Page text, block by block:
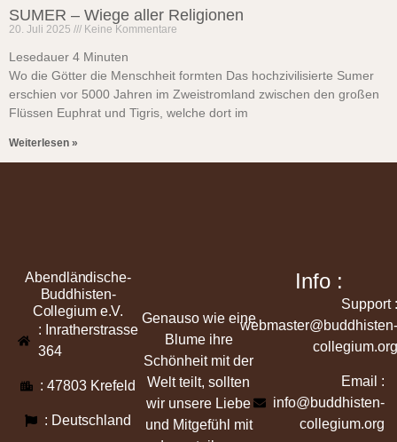
SUMER – Wiege aller Religionen
20. Juli 2025 Keine Kommentare
Lesedauer 4 Minuten
Wo die Götter die Menschheit formten Das hochzivilisierte Sumer
erschien vor 5000 Jahren im Zweistromland zwischen den großen
Flüssen Euphrat und Tigris, welche dort im
Weiterlesen »
Abendländische-
Buddhisten-
Collegium e.V.
: Inratherstrasse
364
: 47803 Krefeld
: Deutschland
Genauso wie eine
Blume ihre
Schönheit mit der
Welt teilt, sollten
wir unsere Liebe
und Mitgefühl mit
Info :
Support :
webmaster@buddhisten-
collegium.org
Email :
info@buddhisten-
collegium.org